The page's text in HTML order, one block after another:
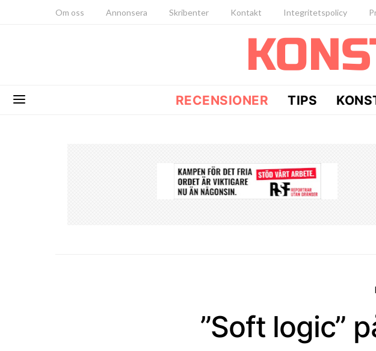
Om oss Annonsera Skribenter Kontakt Integritetspolicy
RECENSIONER TIPS
”Soft logic”